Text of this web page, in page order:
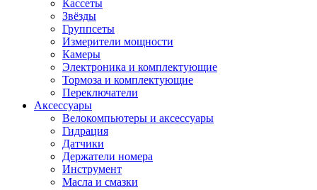
Кассеты
Звёзды
Группсеты
Измерители мощности
Камеры
Электроника и комплектующие
Тормоза и комплектующие
Переключатели
Аксессуары
Велокомпьютеры и аксессуары
Гидрация
Датчики
Держатели номера
Инструмент
Масла и смазки